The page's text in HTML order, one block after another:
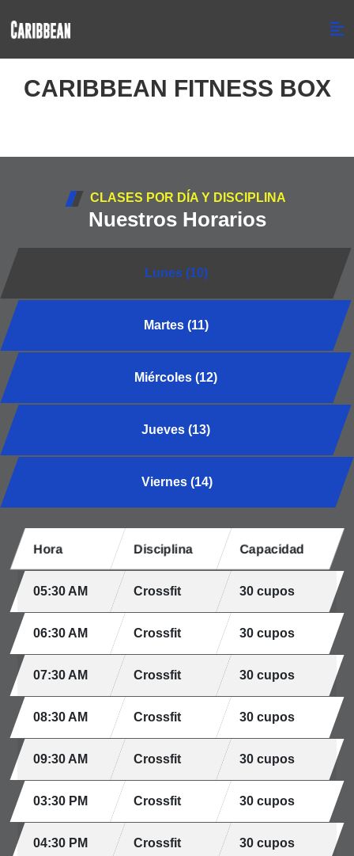
CARIBBEAN FITNESS BOX
CLASES POR DÍA Y DISCIPLINA
Nuestros Horarios
Lunes (10)
Martes (11)
Miércoles (12)
Jueves (13)
Viernes (14)
Hora Disciplina Capacidad
05:30 AM Crossfit 30 cupos
06:30 AM Crossfit 30 cupos
07:30 AM Crossfit 30 cupos
08:30 AM Crossfit 30 cupos
09:30 AM Crossfit 30 cupos
03:30 PM Crossfit 30 cupos
04:30 PM Crossfit 30 cupos